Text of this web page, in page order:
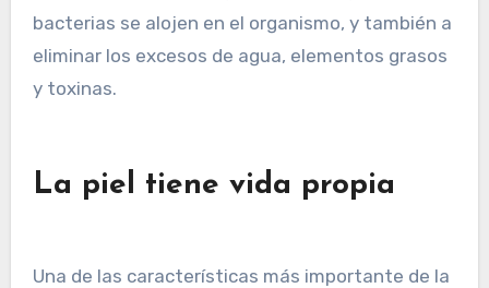
bacterias se alojen en el organismo, y también a
eliminar los excesos de agua, elementos grasos
y toxinas.
La piel tiene vida propia
Una de las características más importante de la